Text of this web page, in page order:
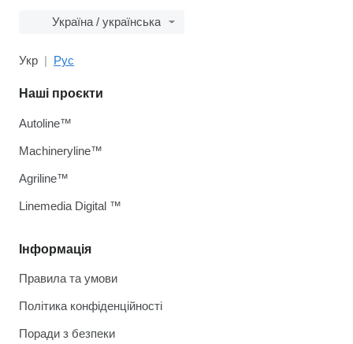
Україна / українська
Укр Рус
Інформація
Правила та умови
Політика конфіденційності
Поради з безпеки
Наші проєкти
Autoline™
Machineryline™
Agriline™
Linemedia Digital ™